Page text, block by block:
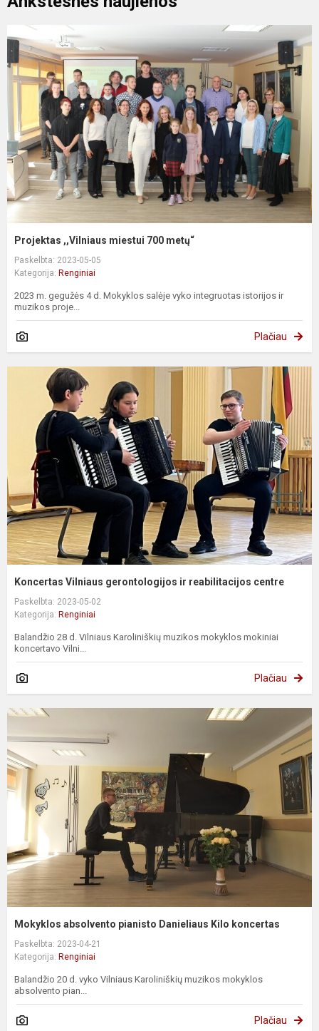
Projektas ,,Vilniaus miestui 700 metų“
Paskelbta: 2023-05-05
Kategorija: Renginiai
2023 m. gegužės 4 d. Mokyklos salėje vyko integruotas istorijos ir
muzikos proje...
Plačiau
Koncertas Vilniaus gerontologijos ir reabilitacijos centre
Paskelbta: 2023-05-02
Kategorija: Renginiai
Balandžio 28 d. Vilniaus Karoliniškių muzikos mokyklos mokiniai
koncertavo Vilni...
Plačiau
Mokyklos absolvento pianisto Danieliaus Kilo koncertas
Paskelbta: 2023-04-21
Kategorija: Renginiai
Balandžio 20 d. vyko Vilniaus Karoliniškių muzikos mokyklos
absolvento pian...
Plačiau